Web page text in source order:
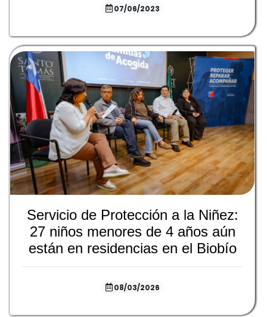
07/06/2023
Servicio de Protección a la Niñez:
27 niños menores de 4 años aún
están en residencias en el Biobío
08/03/2026